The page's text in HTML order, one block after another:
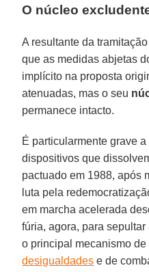
O núcleo
A resultante da
que as medidas abjetas
implícito na proposta
atenuadas, mas o seu
permanece intacto.
É particularmente grave
dispositivos que
pactuado em 1988, após
luta pela
em marcha acelerada
fúria, agora, para sepultar
o principal mecanismo
desigualdades e de